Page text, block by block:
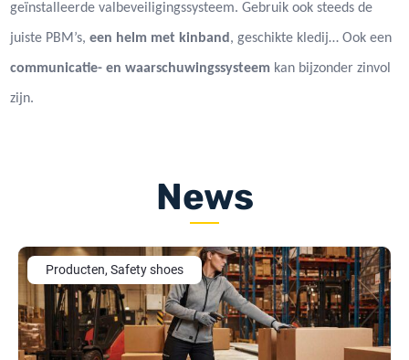
geïnstalleerde valbeveiligingssysteem. Gebruik ook steeds de
juiste PBM’s,een helm met kinband , geschikte kledij… Ook een
communicatie- en waarschuwingssysteem kan bijzonder zinvol
zijn.
News
Producten, Safety shoes